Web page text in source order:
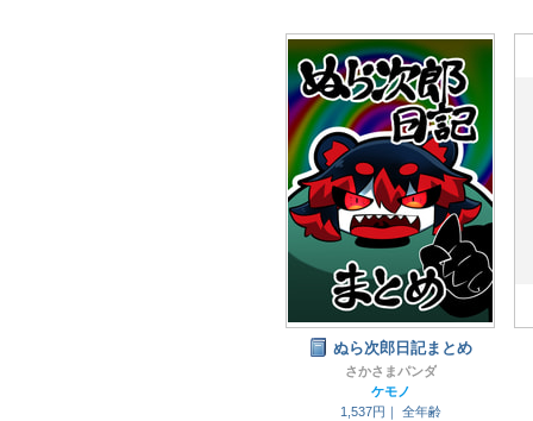
ぬら次郎日記まとめ
さかさまパンダ
ケモノ
1,537円｜
全年齢